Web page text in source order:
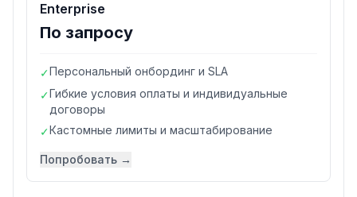
Enterprise
По запросу
✓Персональный онбординг и SLA
✓Гибкие условия оплаты и индивидуальные
договоры
✓Кастомные лимиты и масштабирование
Попробовать →